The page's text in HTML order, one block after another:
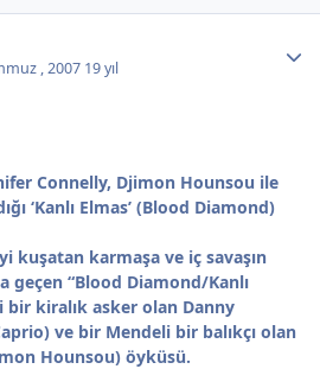
, 2007 19 yıl
Connelly, Djimon Hounsou ile
‘Kanlı Elmas’ (Blood Diamond)
kuşatan karmaşa ve iç savaşın
“Blood Diamond/Kanlı
bir kiralık asker olan Danny
ve bir Mendeli bir balıkçı olan
Hounsou) öyküsü.